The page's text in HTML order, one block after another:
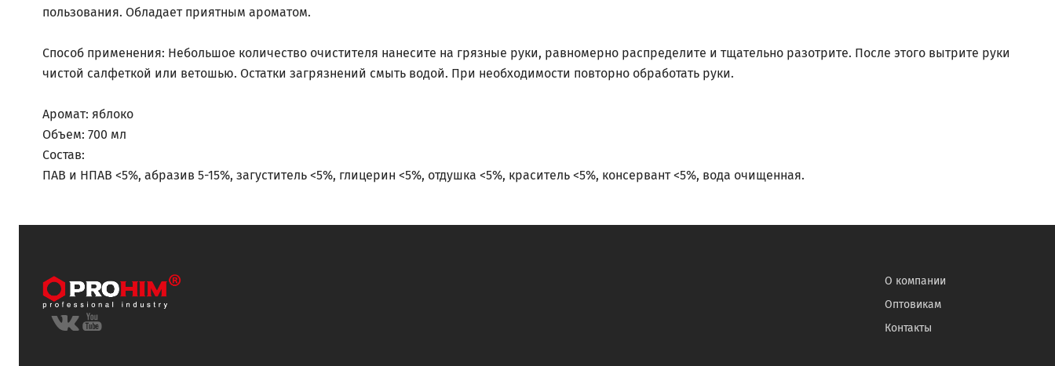
пользования. Обладает приятным ароматом.
Способ применения: Небольшое количество очистителя нанесите на грязные руки, равномерно распределите и тщательно разотрите. После этого вытрите руки
чистой салфеткой или ветошью. Остатки загрязнений смыть водой. При необходимости повторно обработать руки.
Аромат: яблоко
Объем: 700 мл
Состав:
ПАВ и НПАВ <5%, абразив 5-15%, загуститель <5%, глицерин <5%, отдушка <5%, краситель <5%, консервант <5%, вода очищенная.
О компании
Оптовикам
Контакты